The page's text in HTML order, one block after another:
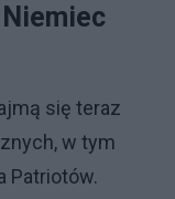
się teraz
w tym
Patriotów.